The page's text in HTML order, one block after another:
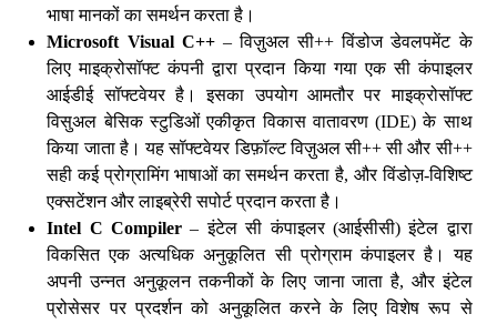
भाषा मानकों का समर्थन करता है।
Microsoft Visual C++– विज़ुअल सी++ विंडोज डेवलपमेंट के
लिए माइक्रोसॉफ्ट कंपनी द्वारा प्रदान किया गया एक सी कंपाइलर
आईडीई सॉफ्टवेयर है। इसका उपयोग आमतौर पर माइक्रोसॉफ्ट
विसुअल बेसिक स्टुडिओं एकीकृत विकास वातावरण (IDE) के साथ
किया जाता है। यह सॉफ्टवेयर डिफ़ॉल्ट विज़ुअल सी++ सी और सी++
सही कई प्रोग्रामिंग भाषाओं का समर्थन करता है, और विंडोज़-विशिष्ट
एक्सटेंशन और लाइब्रेरी सपोर्ट प्रदान करता है।
Intel C Compiler – इंटेल सी कंपाइलर (आईसीसी) इंटेल द्वारा
विकसित एक अत्यधिक अनुकूलित सी प्रोग्राम कंपाइलर है। यह
अपनी उन्नत अनुकूलन तकनीकों के लिए जाना जाता है, और इंटेल
प्रोसेसर पर प्रदर्शन को अनुकूलित करने के लिए विशेष रूप से